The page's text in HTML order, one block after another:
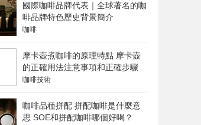
國際咖啡品牌代表｜全球著名的咖
啡品牌特色歷史背景簡介
咖啡
摩卡壺煮咖啡的原理特點 摩卡壺
的正確用法注意事項和正確步驟
咖啡技術
咖啡品種拼配 拼配咖啡是什麼意
思 SOE和拼配咖啡哪個好喝？